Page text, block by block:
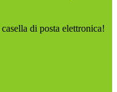
di posta elettronica!